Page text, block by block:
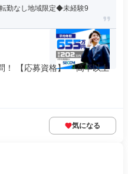
勤なし地域限定◆未経験9
！ 【応募資格】 ・高卒以上
気になる